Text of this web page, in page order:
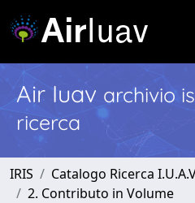
Air Iuav archivio
ricerca
IRIS
Catalogo Ricerca
2. Contributo in Volume